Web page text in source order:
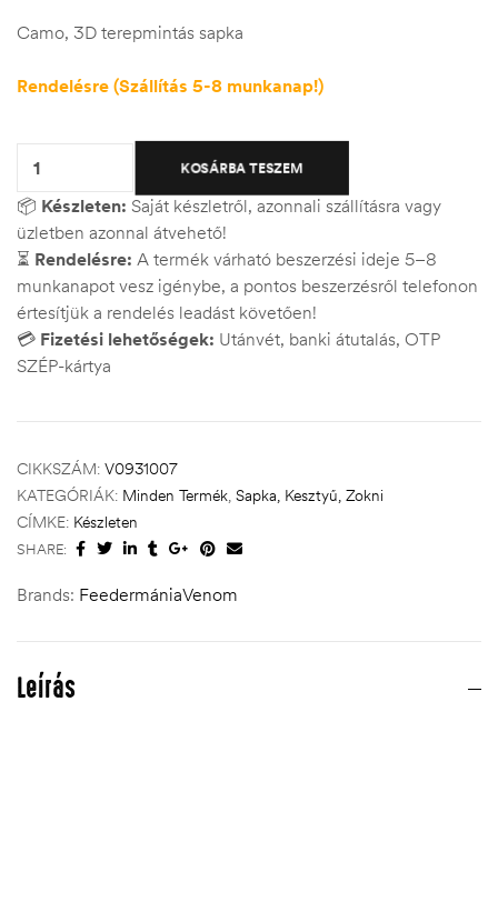
Camo, 3D terepmintás sapka
Rendelésre (Szállítás 5-8 munkanap!)
KOSÁRBA TESZEM
📦 Készleten: Saját készletről, azonnali szállításra vagy
üzletben azonnal átvehető!
⏳ Rendelésre: A termék várható beszerzési ideje 5–8
munkanapot vesz igénybe, a pontos beszerzésről telefonon
értesítjük a rendelés leadást követően!
💳 Fizetési lehetőségek: Utánvét, banki átutalás, OTP
SZÉP-kártya
CIKKSZÁM: V0931007
KATEGÓRIÁK: Minden Termék, Sapka, Kesztyű, Zokni
CÍMKE: Készleten
SHARE:
Brands: FeedermániaVenom
Leírás